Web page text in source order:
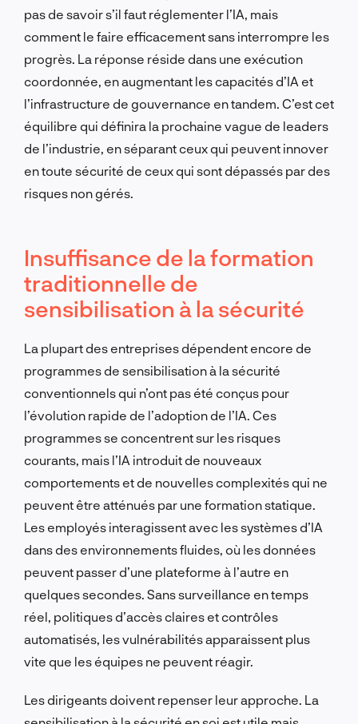
pas de savoir s’il faut réglementer l’IA, mais
comment le faire efficacement sans interrompre les
progrès. La réponse réside dans une exécution
coordonnée, en augmentant les capacités d’IA et
l’infrastructure de gouvernance en tandem. C’est cet
équilibre qui définira la prochaine vague de leaders
de l’industrie, en séparant ceux qui peuvent innover
en toute sécurité de ceux qui sont dépassés par des
risques non gérés.
Insuffisance de la formation
traditionnelle de
sensibilisation à la sécurité
La plupart des entreprises dépendent encore de
programmes de sensibilisation à la sécurité
conventionnels qui n’ont pas été conçus pour
l’évolution rapide de l’adoption de l’IA. Ces
programmes se concentrent sur les risques
courants, mais l’IA introduit de nouveaux
comportements et de nouvelles complexités qui ne
peuvent être atténués par une formation statique.
Les employés interagissent avec les systèmes d’IA
dans des environnements fluides, où les données
peuvent passer d’une plateforme à l’autre en
quelques secondes. Sans surveillance en temps
réel, politiques d’accès claires et contrôles
automatisés, les vulnérabilités apparaissent plus
vite que les équipes ne peuvent réagir.
Les dirigeants doivent repenser leur approche. La